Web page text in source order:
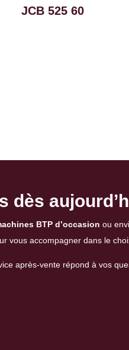
JCB 525 60
dès
BTP d’occasion ou
vous accompagner dans le
après-venterépond à vos